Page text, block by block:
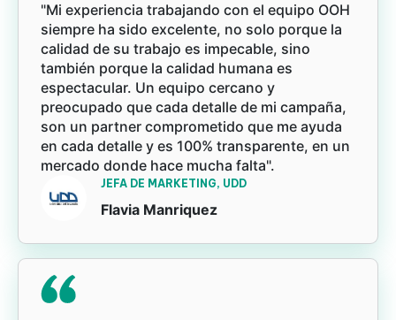
"Mi experiencia trabajando con el equipo OOH
siempre ha sido excelente, no solo porque la
calidad de su trabajo es impecable, sino
también porque la calidad humana es
espectacular. Un equipo cercano y
preocupado que cada detalle de mi campaña,
son un partner comprometido que me ayuda
en cada detalle y es 100% transparente, en un
mercado donde hace mucha falta".
JEFA DE MARKETING, UDD
Flavia Manriquez